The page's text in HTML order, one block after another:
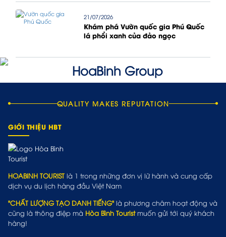
21/07/2026
Khám phá Vườn quốc gia Phú Quốc
lá phổi xanh của đảo ngọc
QUALITY MAKES REPUTATION
GIỚI THIỆU HBT
HOABINH TOURIST là 1 trong những đơn vị lữ hành và cung cấp
dịch vụ du lịch hàng đầu Việt Nam
"CHẤT LƯỢNG TẠO DANH TIẾNG" là phương châm hoạt động và
cũng là thông điệp mà Hòa Bình Touristmuốn gửi tới quý khách
hàng!